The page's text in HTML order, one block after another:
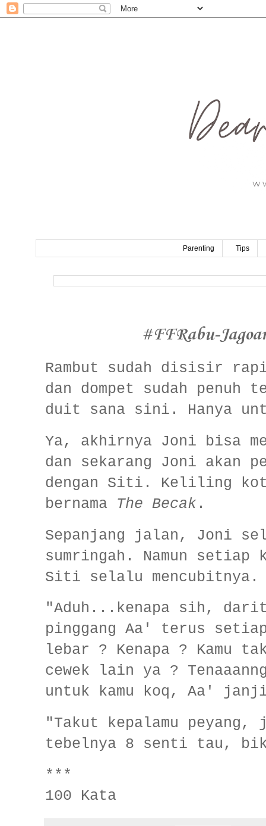
Parenting Tips
#FFRabu-
Rambut sudah disisir
dan dompet sudah
duit sana sini. Hanya
Ya, akhirnya Joni bisa
dan sekarang Joni akan
dengan Siti. Keliling
bernama The Becak .
Sepanjang jalan, Joni
sumringah. Namun
Siti selalu mencubitnya.
"Aduh...kenapa sih,
pinggang Aa' terus
lebar ? Kenapa ? Kamu
cewek lain ya ?
untuk kamu koq, Aa'
"Takut kepalamu
tebelnya 8 senti tau,
***
100 Kata